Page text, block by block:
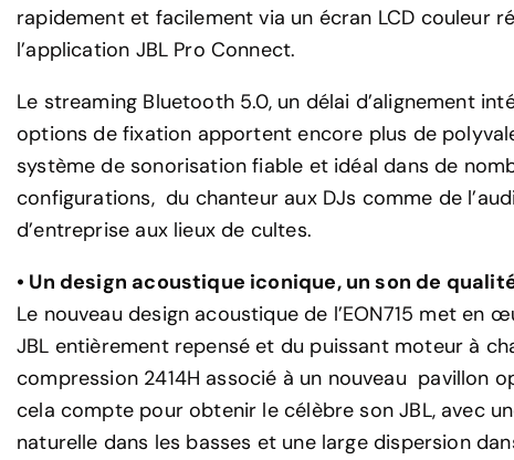
rapidement et facilement via un écran LCD couleur
l’application JBL Pro Connect.
Le streaming Bluetooth 5.0, un délai d’alignement
options de fixation apportent encore plus de
système de sonorisation fiable et idéal dans de
configurations, du chanteur aux DJs comme de
d’entreprise aux lieux de cultes.
• Un design acoustique iconique, un son de
Le nouveau design acoustique de l’EON715 met en
JBL entièrement repensé et du puissant moteur à
compression 2414H associé à un nouveau pavillon
cela compte pour obtenir le célèbre son JBL, avec
naturelle dans les basses et une large dispersion